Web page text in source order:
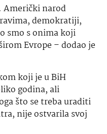
Američki narod
demokratiji,
smo s onima koji
Evrope – dodao je
koji je u BiH
godina, ali
što se treba uraditi
nije ostvarila svoj